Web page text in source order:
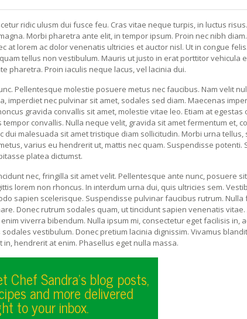
ridic ulusm dui fusce feu. Cras vitae neque turpis, in luctus
Morbi pharetra ante elit, in tempor ipsum. Proin nec nibh
at lorem ac dolor venenatis ultricies et auctor nisl. Ut in congue
tellus non vestibulum. Mauris ut justo in erat porttitor vehicula
pharetra. Proin iaculis neque lacus, vel lacinia dui.
Pellentesque molestie posuere metus nec faucibus. Nam velit
imperdiet nec pulvinar sit amet, sodales sed diam. Maecenas
gravida convallis sit amet, molestie vitae leo. Etiam at egestas
convallis. Nulla neque velit, gravida sit amet fermentum et,
dui malesuada sit amet tristique diam sollicitudin. Morbi urna tellus,
varius eu hendrerit ut, mattis nec quam. Suspendisse potenti.
platea dictumst.
nec, fringilla sit amet velit. Pellentesque ante nunc, posuere
lorem non rhoncus. In interdum urna dui, quis ultricies sem.
sapien scelerisque. Suspendisse pulvinar faucibus rutrum. Nulla
Donec rutrum sodales quam, ut tincidunt sapien venenatis
viverra bibendum. Nulla ipsum mi, consectetur eget facilisis in,
vestibulum. Donec pretium lacinia dignissim. Vivamus
hendrerit at enim. Phasellus eget nulla massa.
Chef Sandra's blog posts,
and more delivered
to your inbox.